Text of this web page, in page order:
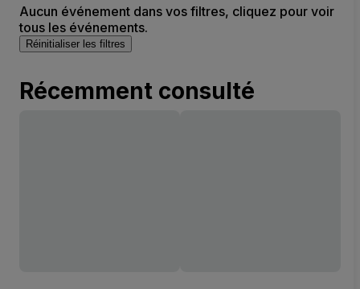
Aucun événement dans vos filtres, cliquez pour voir
tous les événements.
Réinitialiser les filtres
Récemment consulté